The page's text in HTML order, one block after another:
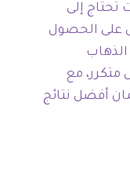
تحتاج إلى
على الحصول
الذهاب
متكرر، مع
أفضل نتائج